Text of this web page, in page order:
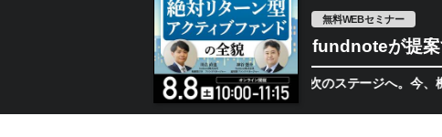
無料WEBセミナー
fundnoteが提案
半導体相場は次のステージへ。今、機関投資